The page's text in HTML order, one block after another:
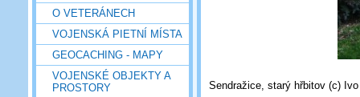
O VETERÁNECH
VOJENSKÁ PIETNÍ MÍSTA
GEOCACHING - MAPY
VOJENSKÉ OBJEKTY A
PROSTORY
Sendražice, starý hřbitov (c)